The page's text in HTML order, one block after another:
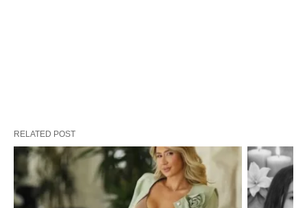
RELATED POST